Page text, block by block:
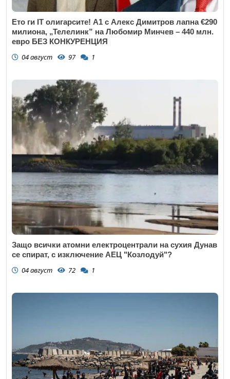
Ето ги IT олигарсите! А1 с Алекс Димитров лапна €290
милиона, „Телелинк” на Любомир Минчев – 440 млн.
евро БЕЗ КОНКУРЕНЦИЯ
04 август 97 1
Защо всички атомни електроцентрали на сухия Дунав
се спират, с изключение АЕЦ "Козлодуй"?
04 август 72 1